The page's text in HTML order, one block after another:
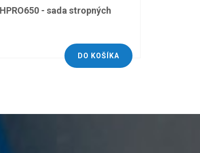
- sada stropných
DO KOŠÍKA